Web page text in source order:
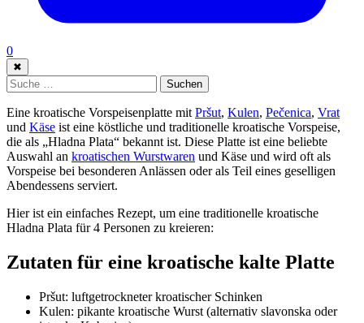
0
✖
Suche: Suchen
Eine kroatische Vorspeisenplatte mit Pršut, Kulen, Pečenica, Vrat
und Käse ist eine köstliche und traditionelle kroatische Vorspeise,
die als „Hladna Plata“ bekannt ist. Diese Platte ist eine beliebte
Auswahl an kroatischen Wurstwaren und Käse und wird oft als
Vorspeise bei besonderen Anlässen oder als Teil eines geselligen
Abendessens serviert.
Hier ist ein einfaches Rezept, um eine traditionelle kroatische
Hladna Plata für 4 Personen zu kreieren:
Zutaten für eine kroatische kalte Platte
Pršut: luftgetrockneter kroatischer Schinken
Kulen: pikante kroatische Wurst (alternativ slavonska oder